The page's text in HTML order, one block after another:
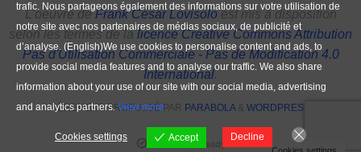
L'oeuvredeFrank César Lovisoloest mis à disposition
selon les termes de lalicence Creative Commons Attribution
Pas d'Utilisation Commerciale - Pas de Modification 4.0
International.
FIÈREMENT PROPULSÉ PAR PARABOLA& WORDPRESS.
trafic. Nous partageons également des informations sur votre utilisation de
notre site avec nos partenaires de médias sociaux, de publicité et
d’analyse. (English)We use cookies to personalise content and ads, to
provide social media features and to analyse our traffic. We also share
information about your use of our site with our social media, advertising
and analytics partners.View more
Cookies settings Accept Decline
Contenu IA-Ready